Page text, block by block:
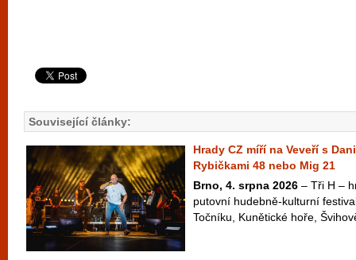
Související články:
Hrady CZ míří na Veveří s
Rybičkami 48 nebo Mig 21
Brno, 4. srpna 2026 – Tři H –
putovní hudebně-kulturní
Točníku, Kunětické hoře,